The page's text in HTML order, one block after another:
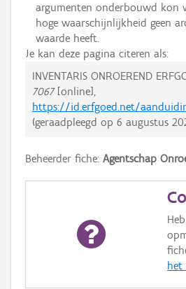
argumenten onderbouwd kon
hoge waarschijnlijkheid geen
waarde heeft.
Je kan deze pagina citeren als:
INVENTARIS ONROEREND
7067[online],
https://id.erfgoed.net/
(geraadpleegd op 6 augustus
Beheerder fiche: Agentschap
het